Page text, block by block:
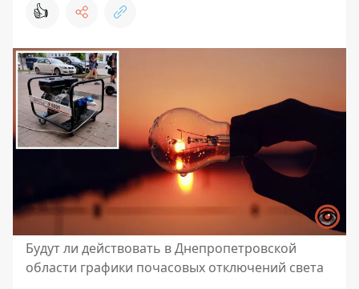
👍
Будут ли действовать в Днепропетровской
области графики почасовых отключений света